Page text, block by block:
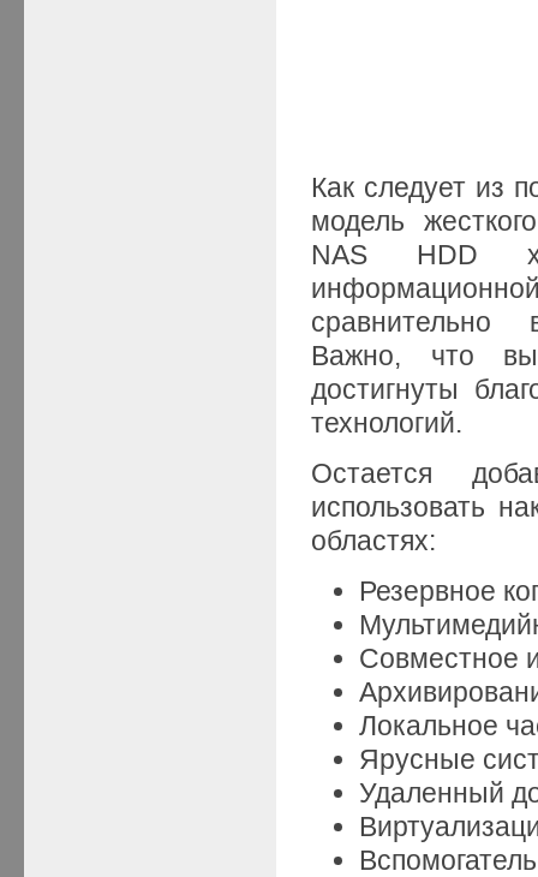
Как следует из
модель
NAS HDD
сравнительно
Важно, что
достигнуты
технологий.
Остается
использовать
областях:
Резервное
Совместное
Локальное
Ярусные
Удаленный